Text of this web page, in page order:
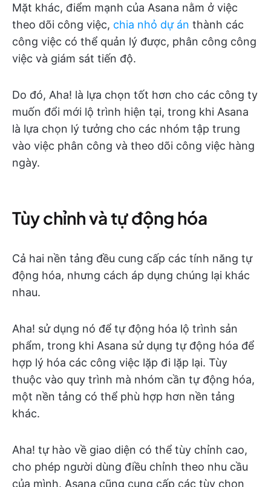
Mặt khác, điểm mạnh của Asana nằm ở việc
theo dõi công việc, chia nhỏ dự án thành các
công việc có thể quản lý được, phân công công
việc và giám sát tiến độ.
Do đó, Aha! là lựa chọn tốt hơn cho các công ty
muốn đổi mới lộ trình hiện tại, trong khi Asana
là lựa chọn lý tưởng cho các nhóm tập trung
vào việc phân công và theo dõi công việc hàng
ngày.
Tùy chỉnh và tự động hóa
Cả hai nền tảng đều cung cấp các tính năng tự
động hóa, nhưng cách áp dụng chúng lại khác
nhau.
Aha! sử dụng nó để tự động hóa lộ trình sản
phẩm, trong khi Asana sử dụng tự động hóa để
hợp lý hóa các công việc lặp đi lặp lại. Tùy
thuộc vào quy trình mà nhóm cần tự động hóa,
một nền tảng có thể phù hợp hơn nền tảng
khác.
Aha! tự hào về giao diện có thể tùy chỉnh cao,
cho phép người dùng điều chỉnh theo nhu cầu
của mình. Asana cũng cung cấp các tùy chọn